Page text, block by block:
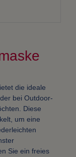
die ideale
bei Outdoor-
Diese
um eine
Sie ein freies